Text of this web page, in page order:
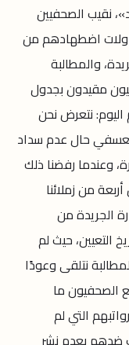
نقيب الصحفيين
اضطهادهم من
والمطالبة
تنصل منها. وقال 10 صحفيون مقيدون بجدول
نتعرض نحن
حال عدم سداد
وعندما رفضنا ذلك
من زملائنا
الجريدة من
التعيين، حيث لم
نتلقى وعودًا
الصحفيون ما
التي لم
والتعنت ضدهم بعدم نشر